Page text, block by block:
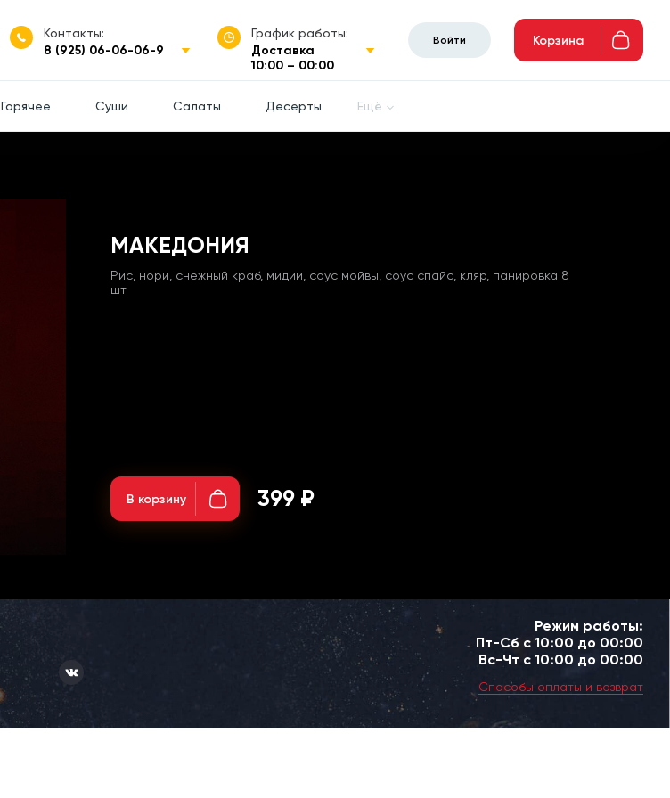
Контакты:
8 (925) 06-06-06-9
График работы:
Доставка
10:00 – 00:00
Войти Корзина
Горячее Суши Салаты Десерты Ещё
МАКЕДОНИЯ
Рис, нори, снежный краб, мидии, соус мойвы, соус спайс, кляр, панировка 8
шт.
В корзину 399 ₽
Режим работы:
Пт-Сб с 10:00 до 00:00
Вс-Чт с 10:00 до 00:00
Способы оплаты и возврат